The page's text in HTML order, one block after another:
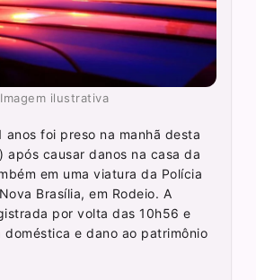
Imagem ilustrativa
anos foi preso na manhã desta
após causar danos na casa da
em uma viatura da Polícia
Brasília, em Rodeio. A
por volta das 10h56 e
doméstica e dano ao patrimônio